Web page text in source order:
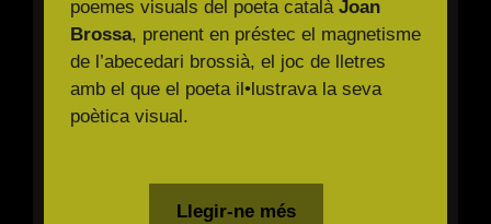
poemes visuals del poeta catalàJoan
Brossa, prenent en préstec el magnetisme
de l’abecedari brossià, el joc de lletres
amb el que el poeta il•lustrava la seva
poètica visual.
Llegir-ne més